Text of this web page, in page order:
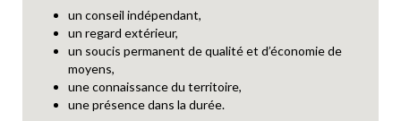
un conseil indépendant,
un regard extérieur,
un soucis permanent de qualité et d’économie de
moyens,
une connaissance du territoire,
une présence dans la durée.